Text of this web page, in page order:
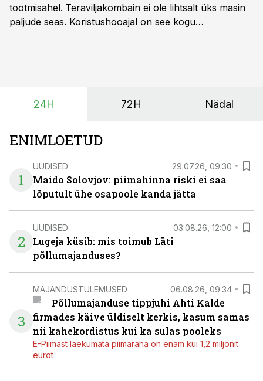
tootmisahel. Teraviljakombain ei ole lihtsalt üks masin
paljude seas. Koristushooajal on see kogu
24H 72H Nädal
ENIMLOETUD
1
UUDISED 29.07.26, 09:30
Maido Solovjov: piimahinna riski ei saa
lõputult ühe osapoole kanda jätta
2
UUDISED 03.08.26, 12:00
Lugeja küsib: mis toimub Läti
põllumajanduses?
3
MAJANDUSTULEMUSED 06.08.26, 09:34
Põllumajanduse tippjuhi Ahti Kalde
firmades käive üldiselt kerkis, kasum samas
nii kahekordistus kui ka sulas pooleks
E-Piimast laekumata piimaraha on enam kui 1,2 miljonit
eurot